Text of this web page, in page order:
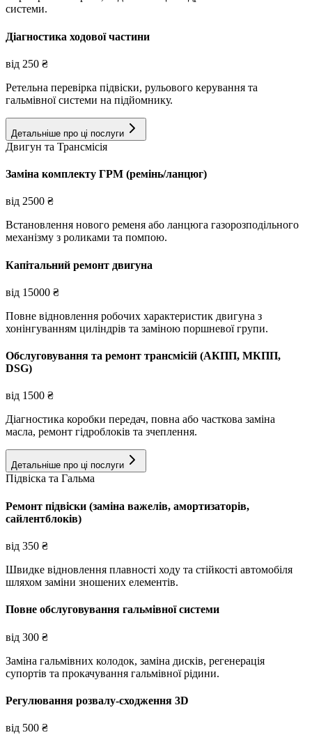
системи.
Діагностика ходової частини
від 250 ₴
Ретельна перевірка підвіски, рульового керування та
гальмівної системи на підйомнику.
Детальніше про ці послуги
Двигун та Трансмісія
Заміна комплекту ГРМ (ремінь/ланцюг)
від 2500 ₴
Встановлення нового ременя або ланцюга газорозподільного
механізму з роликами та помпою.
Капітальний ремонт двигуна
від 15000 ₴
Повне відновлення робочих характеристик двигуна з
хонінгуванням циліндрів та заміною поршневої групи.
Обслуговування та ремонт трансмісій (АКПП, МКПП,
DSG)
від 1500 ₴
Діагностика коробки передач, повна або часткова заміна
масла, ремонт гідроблоків та зчеплення.
Детальніше про ці послуги
Підвіска та Гальма
Ремонт підвіски (заміна важелів, амортизаторів,
сайлентблоків)
від 350 ₴
Швидке відновлення плавності ходу та стійкості автомобіля
шляхом заміни зношених елементів.
Повне обслуговування гальмівної системи
від 300 ₴
Заміна гальмівних колодок, заміна дисків, регенерація
супортів та прокачування гальмівної рідини.
Регулювання розвалу-сходження 3D
від 500 ₴